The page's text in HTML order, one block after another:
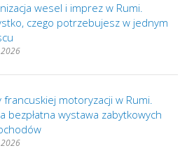
wesel i imprez w Rumi.
czego potrzebujesz w jednym
francuskiej motoryzacji w Rumi.
bezpłatna wystawa zabytkowych